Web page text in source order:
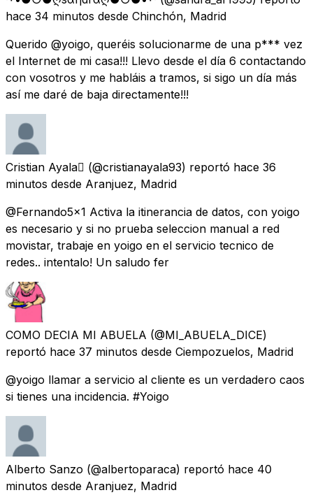
hace 34 minutos desde Chinchón, Madrid
Querido @yoigo, queréis solucionarme de una p*** vez
el Internet de mi casa!!! Llevo desde el día 6 contactando
con vosotros y me habláis a tramos, si sigo un día más
así me daré de baja directamente!!!
Cristian Ayala (@cristianayala93) reportó hace 36
minutos desde Aranjuez, Madrid
@Fernando5x1 Activa la itinerancia de datos, con yoigo
es necesario y si no prueba seleccion manual a red
movistar, trabaje en yoigo en el servicio tecnico de
redes.. intentalo! Un saludo fer
COMO DECIA MI ABUELA (@MI_ABUELA_DICE)
reportó hace 37 minutos desde Ciempozuelos, Madrid
@yoigo llamar a servicio al cliente es un verdadero caos
si tienes una incidencia. #Yoigo
Alberto Sanzo (@albertoparaca) reportó hace 40
minutos desde Aranjuez, Madrid